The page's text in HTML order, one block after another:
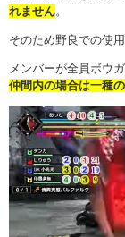
れません。
そのため野良での使
メンバーが全員ボウ
仲間内の場合は一種